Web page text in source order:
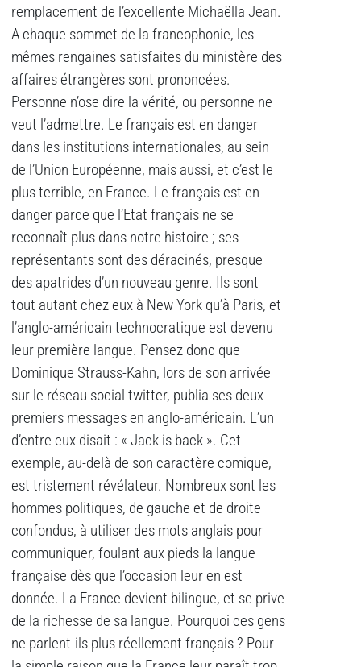
remplacement de l’excellente Michaëlla Jean.
A chaque sommet de la francophonie, les
mêmes rengaines satisfaites du ministère des
affaires étrangères sont prononcées.
Personne n’ose dire la vérité, ou personne ne
veut l’admettre. Le français est en danger
dans les institutions internationales, au sein
de l’Union Européenne, mais aussi, et c’est le
plus terrible, en France. Le français est en
danger parce que l’Etat français ne se
reconnaît plus dans notre histoire ; ses
représentants sont des déracinés, presque
des apatrides d’un nouveau genre. Ils sont
tout autant chez eux à New York qu’à Paris, et
l’anglo-américain technocratique est devenu
leur première langue. Pensez donc que
Dominique Strauss-Kahn, lors de son arrivée
sur le réseau social twitter, publia ses deux
premiers messages en anglo-américain. L’un
d’entre eux disait : « Jack is back ». Cet
exemple, au-delà de son caractère comique,
est tristement révélateur. Nombreux sont les
hommes politiques, de gauche et de droite
confondus, à utiliser des mots anglais pour
communiquer, foulant aux pieds la langue
française dès que l’occasion leur en est
donnée. La France devient bilingue, et se prive
de la richesse de sa langue. Pourquoi ces gens
ne parlent-ils plus réellement français ? Pour